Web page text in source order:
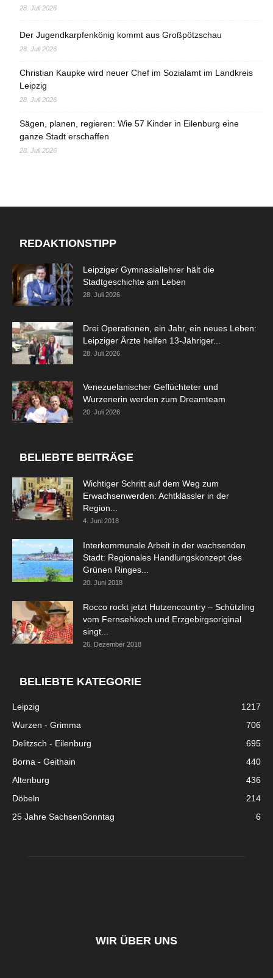
28. Juli 2026
Der Jugendkarpfenkönig kommt aus Großpötzschau
28. Juli 2026
Christian Kaupke wird neuer Chef im Sozialamt im Landkreis
Leipzig
28. Juli 2026
Sägen, planen, regieren: Wie 57 Kinder in Eilenburg eine
ganze Stadt erschaffen
28. Juli 2026
REDAKTIONSTIPP
Leipziger Gymnasiallehrer hält die
Stadtgeschichte am Leben
28. Juli 2026
Drei Operationen, ein Jahr, ein neues Leben:
Leipziger Ärzte helfen 13-Jähriger...
28. Juli 2026
Venezuelanischer Geflüchteter und
Wurzenerin werden zum Dreamteam
20. Juli 2026
BELIEBTE BEITRÄGE
Wichtiger Schritt auf dem Weg zum
Erwachsenwerden: Achtklässler in der
Region...
4. Juni 2018
Interkommunale Arbeit in der wachsenden
Stadt: Regionales Handlungskonzept des
Grünen Ringes...
20. Juni 2018
Rocco rockt jetzt Hutzencountry – Schützling
vom Fernsehkoch und Erzgebirgsoriginal
singt...
26. Dezember 2018
BELIEBTE KATEGORIE
Leipzig
1217
Wurzen - Grimma
706
Delitzsch - Eilenburg
695
Borna - Geithain
440
Altenburg
436
Döbeln
214
25 Jahre SachsenSonntag
6
WIR ÜBER UNS